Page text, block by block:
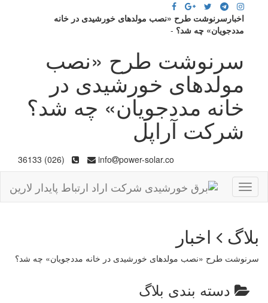
اخبارسرنوشت طرح «نصب مولدهای خورشیدی در خانه
مددجویان» چه شد؟ -
سرنوشت طرح «نصب
مولدهای خورشیدی در
خانه مددجویان» چه شد؟
شرکت آراپل
info power-solar.co
(026) 36133
Toggle
navigation
بلاگ اخبار
سرنوشت طرح «نصب مولدهای خورشیدی در خانه مددجویان» چه شد؟
دسته بندی بلاگ